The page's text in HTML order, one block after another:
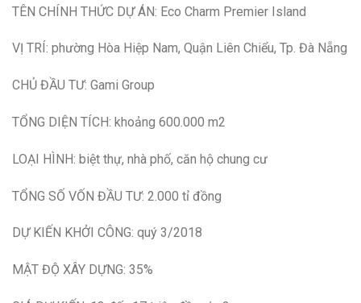
TÊN CHÍNH THỨC DỰ ÁN: Eco Charm Premier Island
VỊ TRÍ: phường Hòa Hiệp Nam, Quận Liên Chiểu, Tp. Đà Nẵng
CHỦ ĐẦU TƯ: Gami Group
TỔNG DIỆN TÍCH: khoảng 600.000 m2
LOẠI HÌNH: biệt thự, nhà phố, căn hộ chung cư
TỔNG SỐ VỐN ĐẦU TƯ: 2.000 tỉ đồng
DỰ KIẾN KHỞI CÔNG: quý 3/2018
MẬT ĐỘ XÂY DỰNG: 35%